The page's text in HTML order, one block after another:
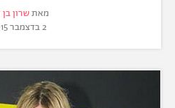
מאתשרון בן
2 בדצמבר 2015